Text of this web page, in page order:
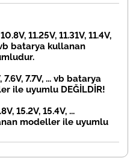
11.25V, 11.31V, 11.4V,
vb batarya kullanan
7.7V, ... vb batarya
ile uyumlu DEĞİLDİR!
15.2V, 15.4V, ...
modeller ile uyumlu